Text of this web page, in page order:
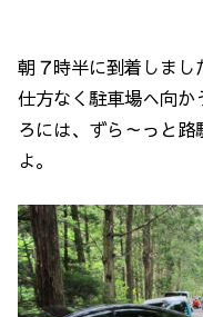
朝７時半に到着しまし
仕方なく駐車場へ向か
ろには、ずら～っと
よ。